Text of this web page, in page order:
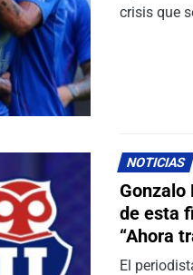
crisis que
NOTICIAS
Gonzalo
de esta
“Ahora
El